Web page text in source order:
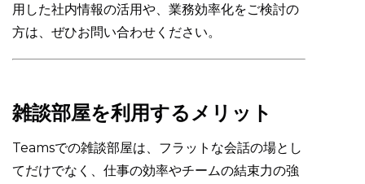
用した社内情報の活用や、業務効率化をご検討の
方は、ぜひお問い合わせください。
雑談部屋を利用するメリット
Teamsでの雑談部屋は、フラットな会話の場とし
てだけでなく、仕事の効率やチームの結束力の強